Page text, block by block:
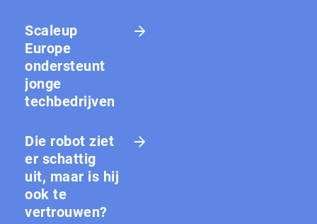
Scaleup
Europe
ondersteunt
jonge
techbedrijven
Die robot ziet
er schattig
uit, maar is hij
ook te
vertrouwen?